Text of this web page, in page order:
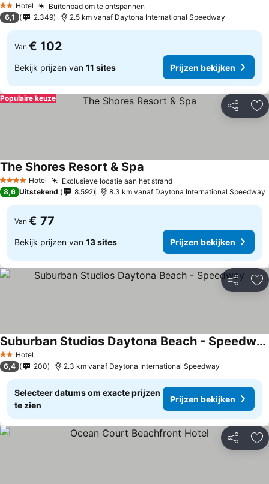
2 Sterren
Hotel Buitenbad om te ontspannen
6,1 2.349 2.5 km vanaf Daytona International Speedway
Van € 102
Bekijk prijzen van 11 sites Prijzen bekijken
Delen
Populaire keuze
4 SterrenHotel Exclusieve locatie aan het strandPrijzen bekijken
The Shores Resort & Spa
8,6 Uitstekend 8.592 8.3 km vanaf Daytona International Speedway
Van € 77
Bekijk prijzen van 13 sites Prijzen bekijken
Delen
2 Sterren
Hotel
Suburban Studios Daytona Beach - Speedway
Prijzen bekijken
6,4 200 2.3 km vanaf Daytona International Speedway
Selecteer datums om exacte prijzen
te zien
Prijzen bekijken
Delen